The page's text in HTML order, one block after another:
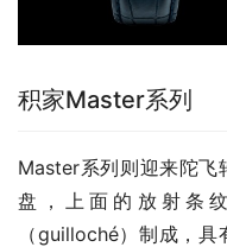
积家Master系列
Master系列则迎来陀飞
盘，上面的放射条
（guilloché）制成，